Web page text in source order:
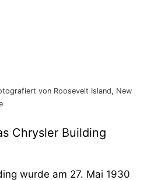
von Roosevelt Island, New
Chrysler Building
wurde am 27. Mai 1930